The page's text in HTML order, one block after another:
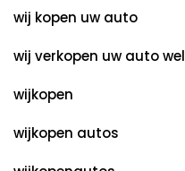
wij kopen uw auto
wij verkopen uw auto wel
wijkopen
wijkopen autos